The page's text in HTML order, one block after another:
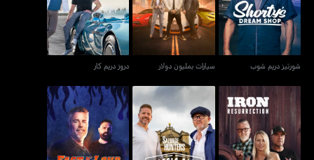
شورتيز دريم شوب سيارات بمليون دولار دروز دريم كار
آيرون ريزركشن
سالفيدج هانترز: كلاسيك
كارز
فاست أند لاود